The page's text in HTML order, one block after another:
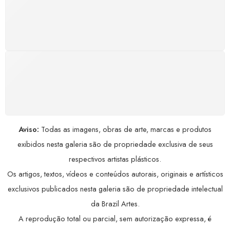
Aviso: Todas as imagens, obras de arte, marcas e produtos
exibidos nesta galeria são de propriedade exclusiva de seus
respectivos artistas plásticos.
Os artigos, textos, vídeos e conteúdos autorais, originais e artísticos
exclusivos publicados nesta galeria são de propriedade intelectual
da Brazil Artes.
A reprodução total ou parcial, sem autorização expressa, é